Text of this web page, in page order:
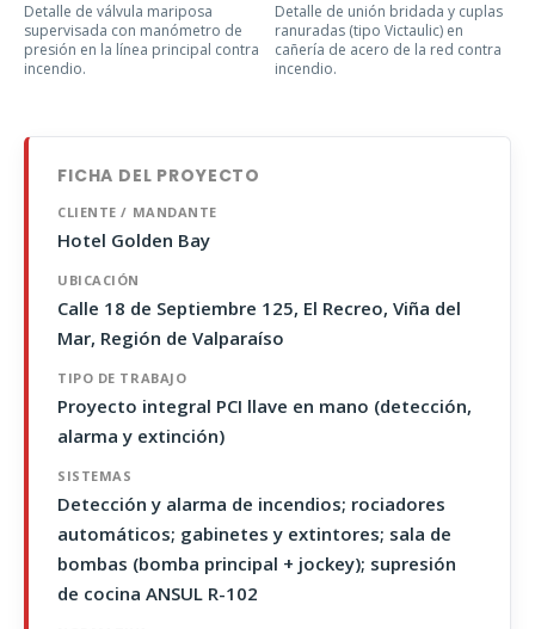
Detalle de válvula mariposa
supervisada con manómetro de
presión en la línea principal contra
incendio.
Detalle de unión bridada y cuplas
ranuradas (tipo Victaulic) en
cañería de acero de la red contra
incendio.
FICHA DEL PROYECTO
CLIENTE / MANDANTE
Hotel Golden Bay
UBICACIÓN
Calle 18 de Septiembre 125, El Recreo, Viña del
Mar, Región de Valparaíso
TIPO DE TRABAJO
Proyecto integral PCI llave en mano (detección,
alarma y extinción)
SISTEMAS
Detección y alarma de incendios; rociadores
automáticos; gabinetes y extintores; sala de
bombas (bomba principal + jockey); supresión
de cocina ANSUL R-102